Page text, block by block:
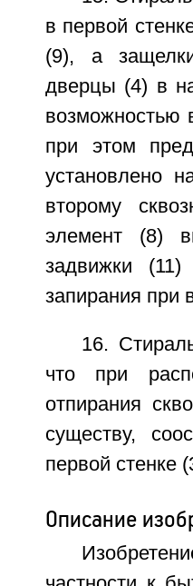
в первой
(9), а
дверцы (4) в
возможностью
при этом
установлено
второму
элемент (8)
задвижки
запирания при
16.
что при
отпирания
существу,
первой стенке
Описание